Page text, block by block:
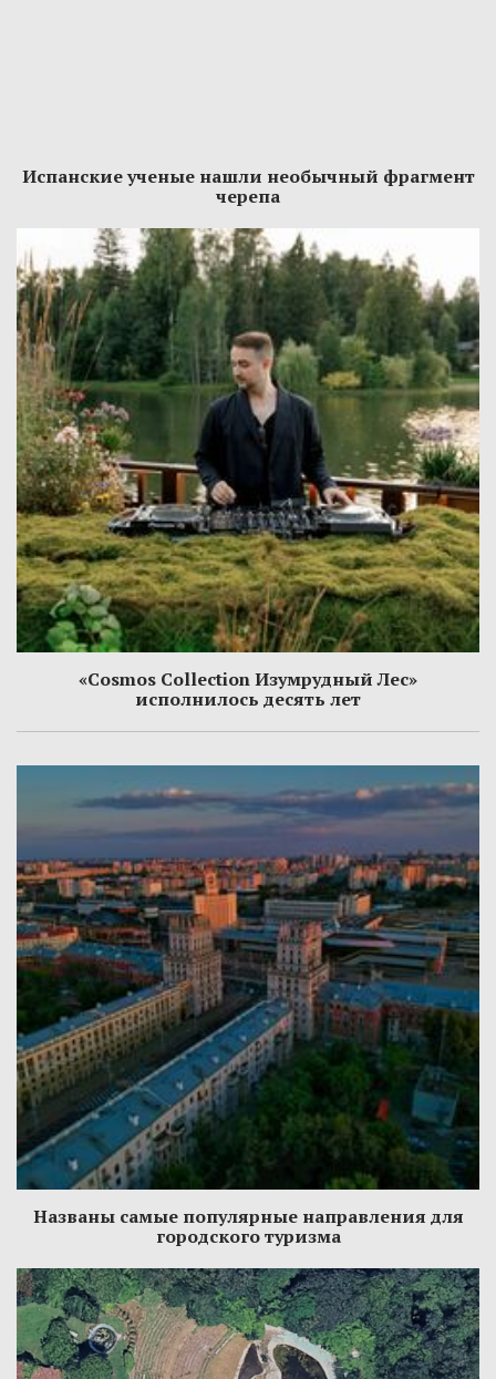
Испанские ученые нашли необычный фрагмент
черепа
«Cosmos Collection Изумрудный Лес»
исполнилось десять лет
Названы самые популярные направления для
городского туризма